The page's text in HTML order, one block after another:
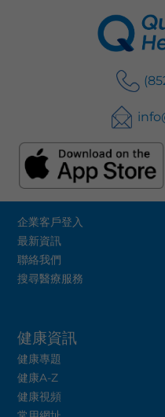
企業客戶登入
最新資訊
聯絡我們
搜尋醫療服務
健康資訊
健康專題
健康A-Z
健康視頻